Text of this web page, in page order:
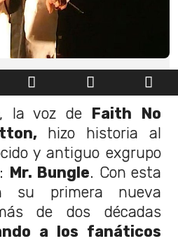
la voz de Faith No
hizo historia al
y antiguo exgrupo
Mr. Bungle. Con esta
su primera nueva
de dos décadas
a los fanáticos